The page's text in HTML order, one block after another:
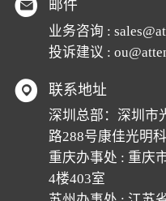
邮件
业务咨询 :
投诉建议 :
联系地址
深圳总部：深圳市
路288号康佳光明
重庆办事处 : 重庆
4楼403室